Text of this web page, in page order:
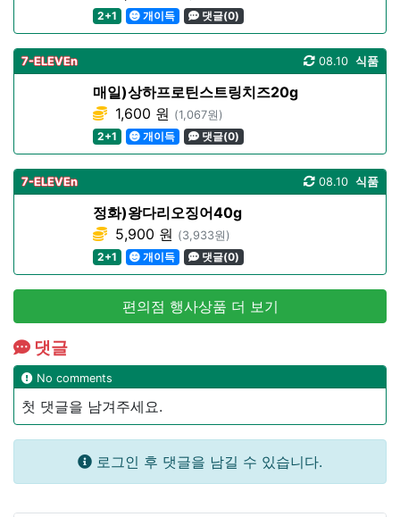
2+1
개이득 댓글(0)
7-ELEVEn 식품
08.10
매일)상하프로틴스트링치즈20g
1,600 원 (1,067원)
2+1
개이득 댓글(0)
7-ELEVEn 식품
08.10
정화)왕다리오징어40g
5,900 원 (3,933원)
2+1
개이득 댓글(0)
편의점 행사상품 더 보기
댓글
No comments
첫 댓글을 남겨주세요.
로그인 후 댓글을 남길 수 있습니다.